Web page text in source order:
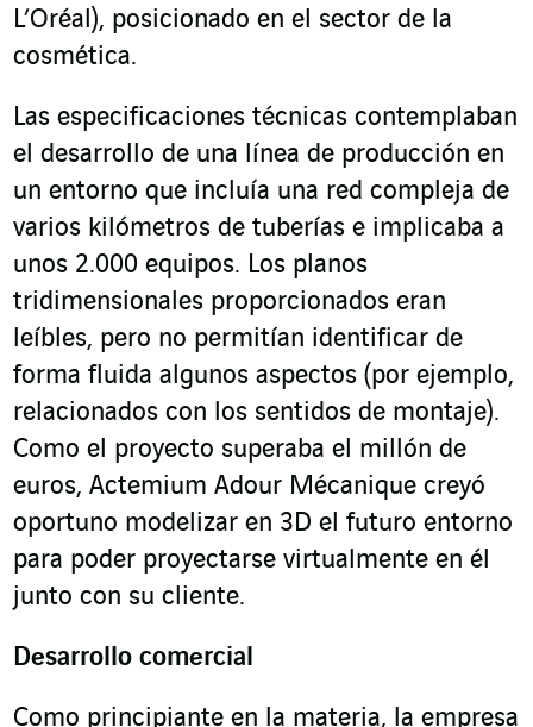
L’Oréal), posicionado en el sector de la
cosmética.
Las especificaciones técnicas contemplaban
el desarrollo de una línea de producción en
un entorno que incluía una red compleja de
varios kilómetros de tuberías e implicaba a
unos 2.000 equipos. Los planos
tridimensionales proporcionados eran
leíbles, pero no permitían identificar de
forma fluida algunos aspectos (por ejemplo,
relacionados con los sentidos de montaje).
Como el proyecto superaba el millón de
euros, Actemium Adour Mécanique creyó
oportuno modelizar en 3D el futuro entorno
para poder proyectarse virtualmente en él
junto con su cliente.
Desarrollo comercial
Como principiante en la materia, la empresa